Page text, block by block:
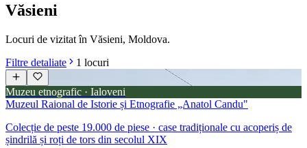
Văsieni
Locuri de vizitat în Văsieni, Moldova.
Filtre detaliate
1 locuri
Muzeu etnografic · Ialoveni
Muzeul Raional de Istorie și Etnografie „Anatol Candu"
Colecție de peste 19.000 de piese · case tradiționale cu acoperiș de
șindrilă și roți de tors din secolul XIX